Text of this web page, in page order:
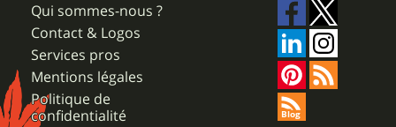
Qui sommes-nous ?
Contact & Logos
Services pros
Mentions légales
Politique de
confidentialité